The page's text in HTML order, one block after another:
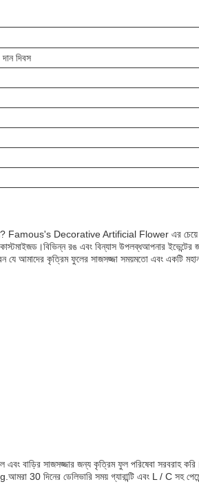
দিবস
Famous's Decorative Artificial Flower এর
রঙ এবং বিন্যাস উপলব্ধআপনার
আমাদের কৃত্রিম ফুলের সাজসজ্জা সময়মতো এবং একটি
বাড়ির সাজসজ্জার জন্য কৃত্রিম ফুল পরিষেবা সরবরাহ
30 দিনের ডেলিভারি সময় গ্যারান্টি এবং L / C সহ